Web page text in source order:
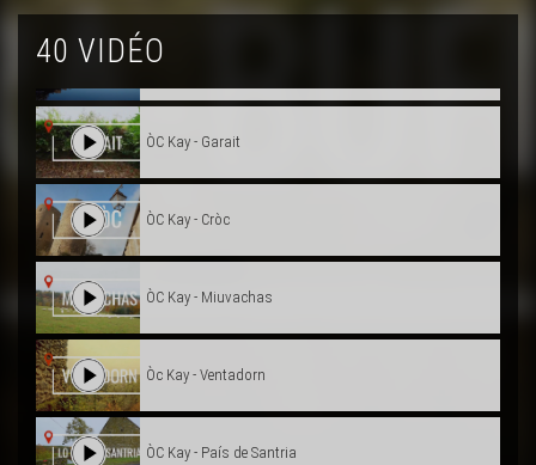
40 VIDÉOÒC Kay - Crosenc
ÒC Kay - Garait
ÒC Kay - Cròc
ÒC Kay - Miuvachas
Òc Kay - Ventadorn
ÒC Kay - País de Santria